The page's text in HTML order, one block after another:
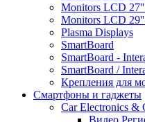
Monitors LCD
Monitors LCD
Plasma Displays
SmartBoard
SmartBoard -
SmartBoard /
Крепления для
Смартфоны и гаджеты
Car Electronics &
Видео